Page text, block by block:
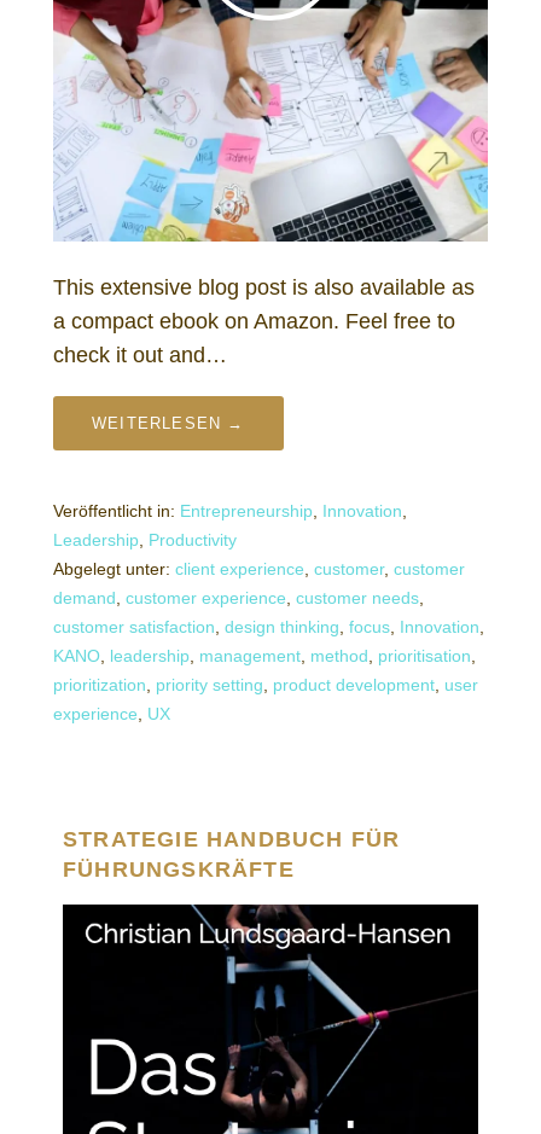
This extensive blog post is also available as
a compact ebook on Amazon. Feel free to
check it out and…
WEITERLESEN →
Veröffentlicht in: Entrepreneurship Innovation
Leadership Productivity
Abgelegt unter: client experience customer, customer
demand customer experience customer needs
customer satisfaction design thinking focus Innovation
KANO leadership management method prioritisation
prioritization
priority setting product development user
experience
UX
STRATEGIE HANDBUCH FÜR
FÜHRUNGSKRÄFTE